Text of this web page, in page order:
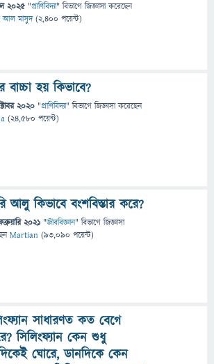
2025 "প্রাণিবিদ্যা" বিভাগে জিজ্ঞাসাকরেছেন
আল মাসুদ (2,400 পয়েন্ট)
বাচ্চা হয় কিভাবে?
2020 "প্রাণিবিদ্যা" বিভাগে জিজ্ঞাসাকরেছেন
(24,580 পয়েন্ট)
আলু কিভাবে বংশবিস্তার করে?
2021 "জীববিজ্ঞান" বিভাগে জিজ্ঞাসা
Martian (93,090 পয়েন্ট)
সাধারণত কত বেগে
সিলিংফ্যান কেন শুধু
ঘোরে, ডানদিকে কেন